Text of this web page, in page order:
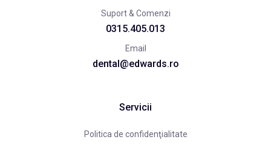
Suport & Comenzi
0315.405.013
Email
dental@edwards.ro
Servicii
Politica de confidenţialitate